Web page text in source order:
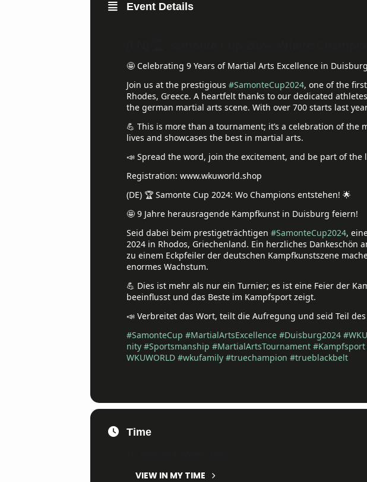
Event Details
🤩 Celebrating 9 Years of Martial Arts Excellence in
Join us at the prestigious #SamonteCup2024, one of the
Rhodes, Greece. A heartfelt thanks to our dedicated
the german martial arts scene. With over 700 starts last
💪 This is more than a tournament; it’s a celebration of
lives and showcases the best in martial arts.
📣 Spread the word, join the excitement, and be part of the
Registration: www.wkuworld.shop
(DE) 🏆 Samonte Cup 2024: Wo Champions entstehen! 🌟
🤩 9 Jahre herausragende Kampfkunst in Duisburg feiern!
Seid dabei beim prestigeträchtigen #SamonteCup2024,
2024 in Rhodos, Griechenland. Ein herzliches
zu einem Eckpfeiler der deutschen Kampfkunstszene
enormes Wachstum.
💪 Dies ist mehr als nur ein Turnier; es ist eine Feier der
beeinflusst und das Beste im Kampfsport zeigt.
📣 Verbreitet das Wort, teilt die Aufregung und seid Teil
#SamonteCup #MartialArtsExcellence #Duisburg2024
nity #Sportsmanship #MartialArtsTournament #Kampfsport
WKUWORLD #wkufamily #truechampion #trueblackbelt
Time
VIEW IN MY TIME